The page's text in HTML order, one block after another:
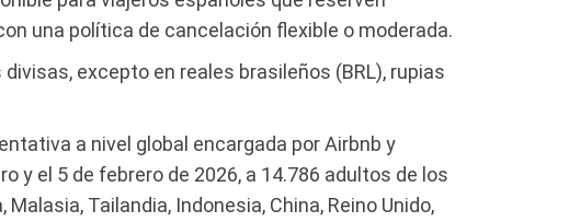
una política de cancelación flexible o moderada.
excepto en reales brasileños (BRL), rupias
a nivel global encargada por Airbnb y
y el 5 de febrero de 2026, a 14.786 adultos de los
Tailandia, Indonesia, China, Reino Unido,